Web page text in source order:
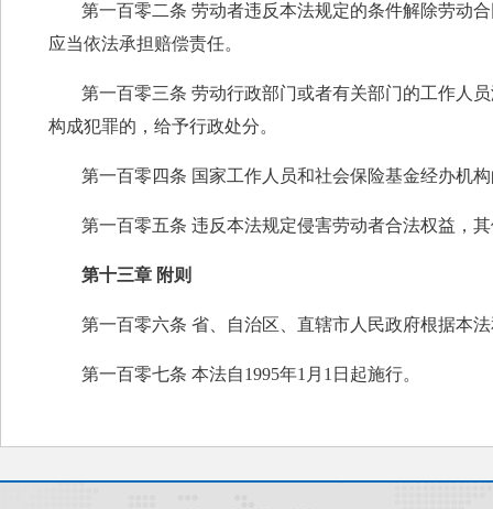
第一百零二条 劳动者违反本法规定的条件解除劳动
应当依法承担赔偿责任。
第一百零三条 劳动行政部门或者有关部门的工作人
构成犯罪的，给予行政处分。
第一百零四条 国家工作人员和社会保险基金经办机
第一百零五条 违反本法规定侵害劳动者合法权益，
第十三章 附则
第一百零六条 省、自治区、直辖市人民政府根据本
第一百零七条 本法自1995年1月1日起施行。